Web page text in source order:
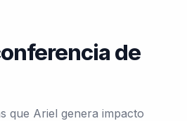
de
que Ariel genera impacto